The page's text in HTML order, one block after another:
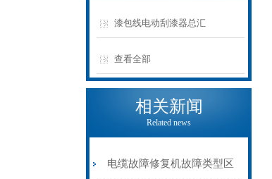
漆包线电动刮漆器总汇
查看全部
相关新闻
Related news
电缆故障修复机故障类型区